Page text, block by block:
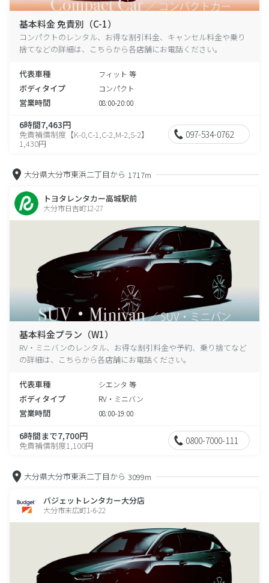
基本料金 免責別（C-1）
コンパクトのレンタル、お得な割引料金、キャンセル料金や乗り
捨てなどの詳細は、こちらから各店舗にお電話ください。
代表車種 フィット 等
ボディタイプ コンパクト
営業時間 08:00-20:00
6時間7,463円
免責補償制度【K-0,C-1,C-2,M-2,S-2】
1,430円
097-534-0762
大分県大分市東浜二丁目から 1717m
トヨタレンタカー高城駅前
大分市日吉町12-27
基本料金プラン（W1）
RV・ミニバンのレンタル、お得な割引料金や予約、乗り捨てなど
の詳細は、こちらから各店舗にお電話ください。
代表車種 シエンタ 等
ボディタイプ RV・ミニバン
営業時間 08:00-19:00
6時間まで7,700円
免責補償制度1,100円 0800-7000-111
大分県大分市東浜二丁目から 3099m
バジェットレンタカー大分店
大分市末広町1-6-22